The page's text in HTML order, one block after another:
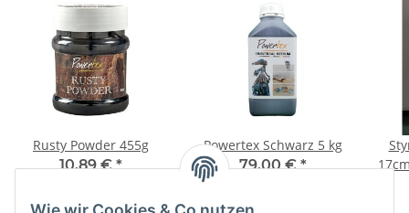
Rusty Powder 455g
10,89 €*
Powertex Schwarz 5 kg
79,00 €*